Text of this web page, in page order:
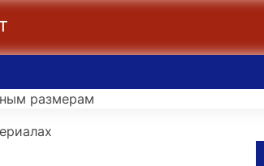
размерам